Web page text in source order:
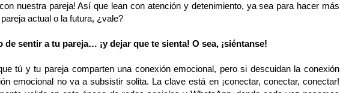
nuestra pareja! Así que lean con atención y detenimiento, ya sea para hacer más
actual o la futura, ¿vale?
de sentir a tu pareja… ¡y dejar que te sienta! O sea, ¡siéntanse!
tú y tu pareja comparten una conexión emocional, pero si descuidan la conexión
emocional no va a subsistir solita. La clave está en ¡conectar, conectar, conectar!